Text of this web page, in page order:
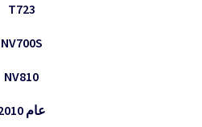
T723
NV700S
NV810
عام 2010